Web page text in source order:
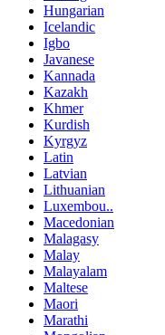
Hungarian
Icelandic
Igbo
Javanese
Kannada
Kazakh
Khmer
Kurdish
Kyrgyz
Latin
Latvian
Lithuanian
Luxembou..
Macedonian
Malagasy
Malay
Malayalam
Maltese
Maori
Marathi